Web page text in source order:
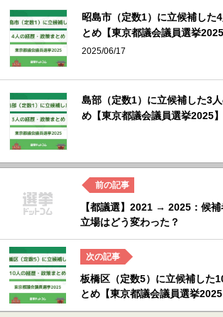
昭島市（定数1）に立候補した
とめ【東京都議会議員選挙2025
2025/06/17
島部（定数1）に立候補した3
め【東京都議会議員選挙2025】
【都議選】2021 → 2025：候補
立場はどう変わった？
板橋区（定数5）に立候補した
とめ【東京都議会議員選挙2025